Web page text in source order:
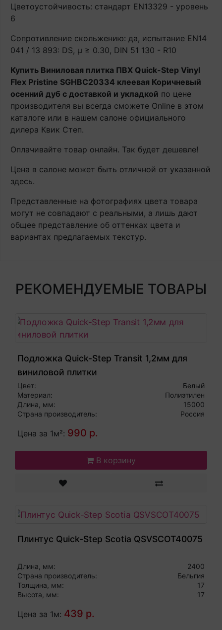
Цветоустойчивость: стандарт EN13329 - уровень
6
Сопротивление скольжению: да, испытание EN14
041 / 13 893: DS, μ ≥ 0.30, DIN 51 130 - R10
Купить Виниловая плитка ПВХ Quick-Step Vinyl
Flex Pristine SGHBC20334 клеевая Коричневый
осенний дуб с доставкой и укладкой по цене
производителя вы всегда сможете Online в этом
каталоге или в нашем салоне официального
дилера Квик Степ.
Оплачивайте товар онлайн. Так будет дешевле!
Цена в салоне может быть отличной от указанной
здесь.
Представленные на фотографиях цвета товара
могут не совпадают с реальными, а лишь дают
общее представление об оттенках цвета и
вариантах предлагаемых текстур.
РЕКОМЕНДУЕМЫЕ ТОВАРЫ
Подложка Quick-Step Transit 1,2мм для
виниловой плитки
Цвет:
Белый
Материал:
Полиэтилен
Длина, мм:
15000
Страна производитель:
Россия
Цена за 1м²: 990 р.
В корзину
Плинтус Quick-Step Scotia QSVSCOT40075
Длина, мм:
2400
Страна производитель:
Бельгия
Толщина, мм:
17
Высота, мм:
17
Цена за 1м: 439 р.